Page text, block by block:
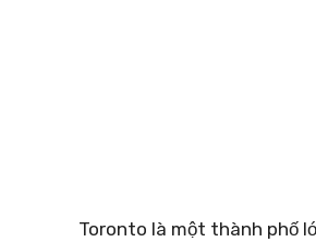
Toronto là một thành phố